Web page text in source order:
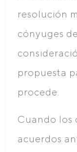
resolución
cónyuges
propuesta
procede.
Cuando los
acuerdos